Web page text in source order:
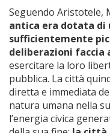
Seguendo Aristotele,
antica era dotata di
sufficientemente
deliberazioni faccia
esercitare la loro
pubblica. La città
diretta e immediata
natura umana nella
l’energia civica